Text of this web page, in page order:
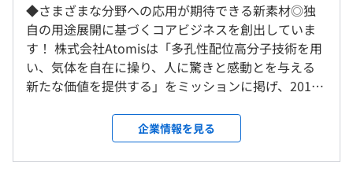
経営陣2名、化学系研究員12名、エンジニア1名、経理総
務1名です。
就業場所の変更範囲
＜雇入時＞
本社、および自宅
＜変更範囲＞
会社の定める場所（テレワークを行う場所を含む）
受動喫煙防止措置に関する事項
標準労働時間帯 9：00～18：00（休憩60分、勤務時間帯
は相談可）
休憩時間：12:00〜13:00（60分）
平均残業時間：平均10-20時間／月
《年間休日123日》
◆さまざまな分野への応用が期待できる新素材◎独
自の用途展開に基づくコアビジネスを創出していま
す！ 株式会社Atomisは「多孔性配位高分子技術を用
い、気体を自在に操り、人に驚きと感動とを与える
新たな価値を提供する」をミッションに掲げ、2015
究成果である【多孔性配位高分子】に特化した、大
学発で貴重な素材系ベンチャー企業です。多孔性配位
高分子とは、有機金属構造体とも呼ばれ、世界に先
企業情報を見る